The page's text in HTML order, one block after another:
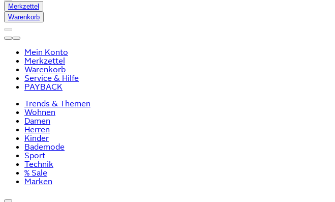
Merkzettel
Warenkorb
Mein Konto
Merkzettel
Warenkorb
Service & Hilfe
PAYBACK
Trends & Themen
Wohnen
Damen
Herren
Kinder
Bademode
Sport
Technik
% Sale
Marken